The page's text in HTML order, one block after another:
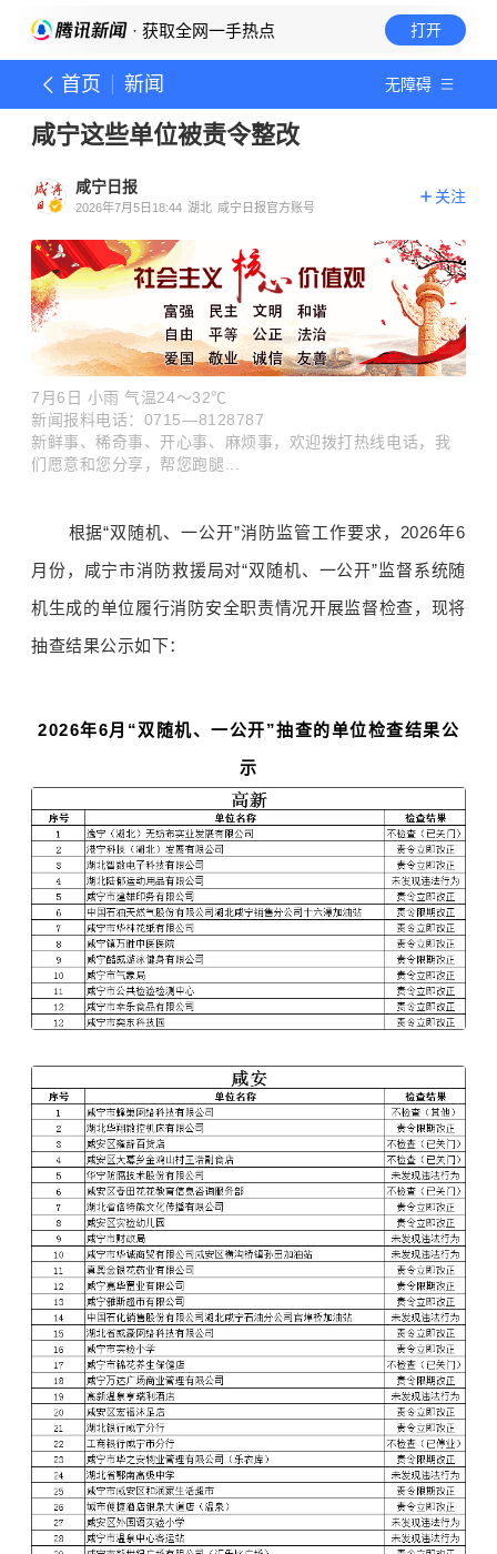
· 获取全网一手热点 打开
首页 新闻 无障碍
咸宁这些单位被责令整改
咸宁日报
2026年7月5日18:44 湖北 咸宁日报官方账号
关注
7月6日 小雨气温24～32℃
新闻报料电话：0715—8128787
新鲜事、稀奇事、开心事、麻烦事，欢迎拨打热线电话，我
们愿意和您分享，帮您跑腿...
根据“双随机、一公开”消防监管工作要求，2026年6
月份， 咸宁市消防救援局对“双随机、一公开”监督系统随
机生成的单位履行消防安全职责情况开展监督检查，现将
抽查结果公示如下：
2026年6月“双随机、一公开”抽查的单位检查结果公
示